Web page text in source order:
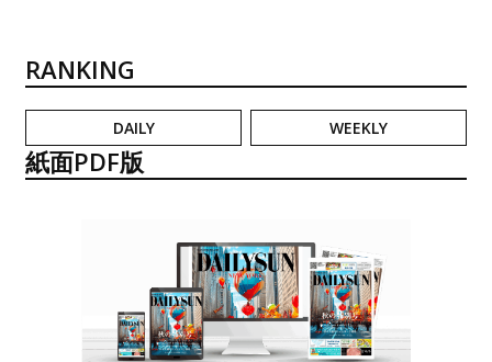
RANKING
DAILY WEEKLY
紙面PDF版